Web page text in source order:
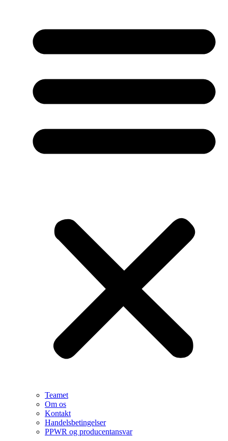
Teamet
Om os
Kontakt
Handelsbetingelser
PPWR og producentansvar